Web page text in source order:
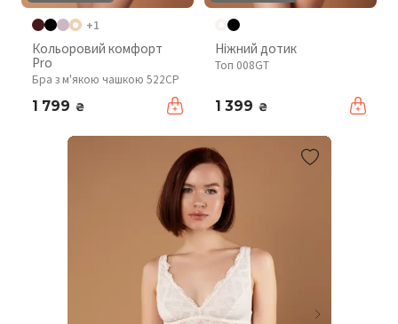
+1
Кольоровий комфорт
Pro
Бра з м'якою чашкою 522CP
1 799 ₴
Ніжний дотик
Топ 008GT
1 399 ₴